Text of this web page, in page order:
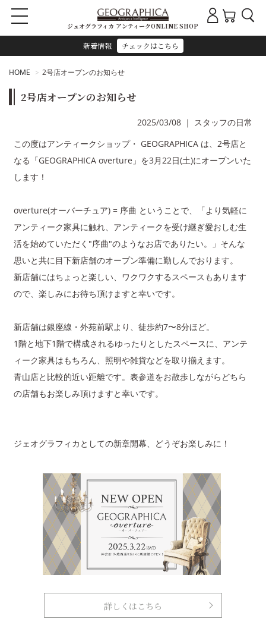
新着情報 チェックはこちら
ジェオグラフィカ アンティークONLINE SHOP
HOME 2号店オープンのお知らせ
2号店オープンのお知らせ
2025/03/08 ｜ スタッフの日常
この度はアンティークショップ・ GEOGRAPHICA は、2号店と
なる「GEOGRAPHICA overture」を3月22日(土)にオープンいた
します！
overture(オーバーチュア) = 序曲 ということで、「より気軽に
アンティーク家具に触れ、アンティークを受け継ぎ愛おしむ生
活を始めていただく"序曲"のようなお店でありたい。」そんな
思いと共に目下新店舗のオープン準備に勤しんでおります。
新店舗にはちょっと楽しい、ワクワクするスペースもあります
ので、楽しみにお待ち頂けますと幸いです。
新店舗は銀座線・外苑前駅より、徒歩約7〜8分ほど。
1階と地下1階で構成されるゆったりとしたスペースに、アンテ
ィーク家具はもちろん、照明や雑貨などを取り揃えます。
青山店と比較的近い距離です。表参道をお散歩しながらどちら
の店舗もお楽しみ頂けますと幸いです。
ジェオグラフィカとしての新章開幕、どうぞお楽しみに！
詳しくはこちら